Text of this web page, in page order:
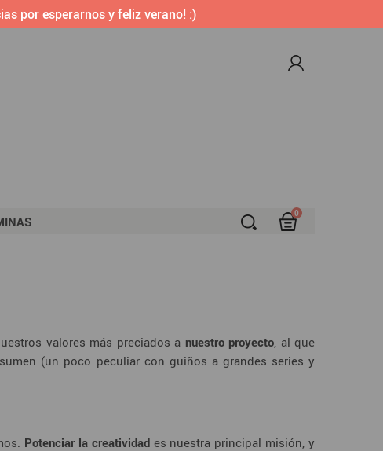
por esperarnos y feliz verano! :)
0
valores más preciados a nuestro proyecto , al que
(un poco peculiar con guiños a grandes series y
Potenciar la creatividades nuestra principal misión, y